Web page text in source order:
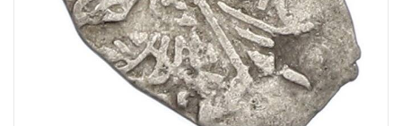
Юбилейные монеты Банка России (с 1999 года)
Памятные и инвестиционные монеты СССР и России
Иностранные монеты